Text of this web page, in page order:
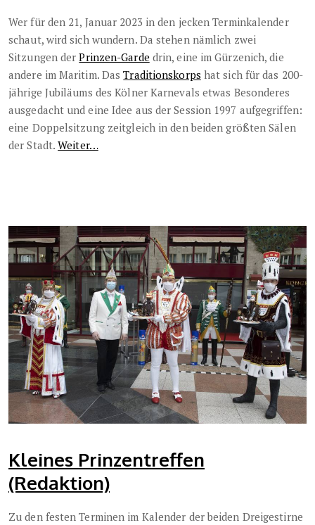
Wer für den 21, Januar 2023 in den jecken Terminkalender
schaut, wird sich wundern. Da stehen nämlich zwei
Sitzungen derPrinzen-Garde drin, eine im Gürzenich, die
andere im Maritim. DasTraditionskorps hat sich für das 200-
jährige Jubiläums des Kölner Karnevals etwas Besonderes
ausgedacht und eine Idee aus der Session 1997 aufgegriffen:
eine Doppelsitzung zeitgleich in den beiden größten Sälen
der Stadt.Weiter…
Kleines Prinzentreffen
(Redaktion)
Zu den festen Terminen im Kalender der beiden Dreigestirne